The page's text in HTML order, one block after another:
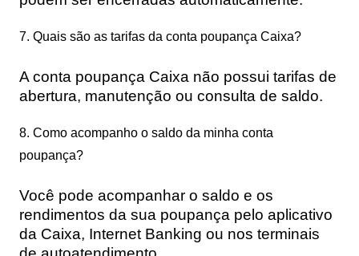
7. Quais são as tarifas da conta poupança Caixa?
A conta poupança Caixa não possui tarifas de
abertura, manutenção ou consulta de saldo.
8. Como acompanho o saldo da minha conta
poupança?
Você pode acompanhar o saldo e os
rendimentos da sua poupança pelo aplicativo
da Caixa, Internet Banking ou nos terminais